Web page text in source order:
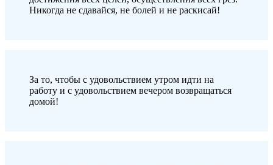
Никогда не сдавайся, не болей и не раскисай!
За то, чтобы с удовольствием утром идти на
работу и с удовольствием вечером возвращаться
домой!